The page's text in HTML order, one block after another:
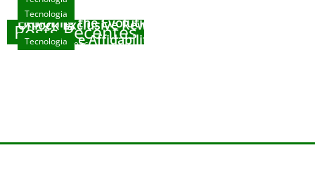
Posts Recentes
Exploring the Evolution of Online Slot Games
agosto 7, 2026
Unlock Exclusive Rewards at The Big Dog
House
Tecnologia
Sicurezza e Affidabilità di Mr Nulls Wicked
Wares
Tecnologia